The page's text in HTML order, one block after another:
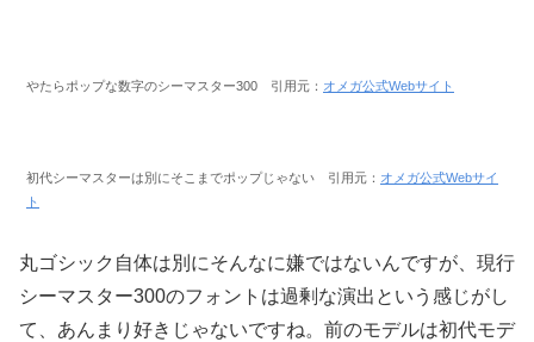
やたらポップな数字のシーマスター300 引用元： オメガ公式Webサイト
初代シーマスターは別にそこまでポップじゃない 引用元： オメガ公式Webサイ
ト
丸ゴシック自体は別にそんなに嫌ではないんですが、現行
シーマスター300のフォントは過剰な演出という感じがし
て、あんまり好きじゃないですね。前のモデルは初代モデ